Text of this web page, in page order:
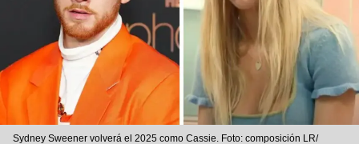
Sydney Sweener volverá el 2025 como Cassie. Foto: composición LR/